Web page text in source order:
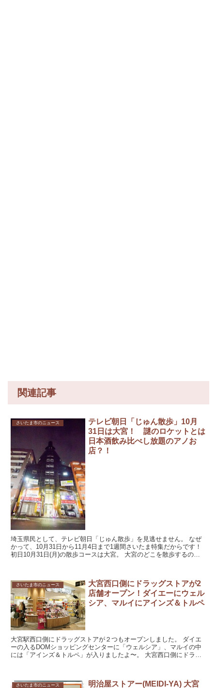
関連記事
さいたま市のニュース
テレビ朝日「じゅん散歩」10月
31日は大宮！ 謎のロケットとは
日本酒飲み比べし放題のアノお
店？！
埼玉県民として、テレビ朝日「じゅん散歩」を見逃せません。 なぜ
かって、10月31日から11月4日まで1週間さいたま特集だからです！
初日10月31日(月)の散歩コースは大宮。 大宮のどこを散歩するので
さいたま市のニュース
大宮西口側にドラッグストアが2
店舗オープン！ダイエーにウェル
シア、マルイにアインズ＆トルペ
大宮駅西口側にドラッグストアが２つもオープンしました。 ダイエ
ーの入るDOMショッピングセンターに「ウェルシア」、マルイの中
には「アインズ＆トルペ」が入りましたよ〜。 大宮西口側にドラッ
さいたま市のニュース
明治屋ストアー(MEIDI-YA) 大宮